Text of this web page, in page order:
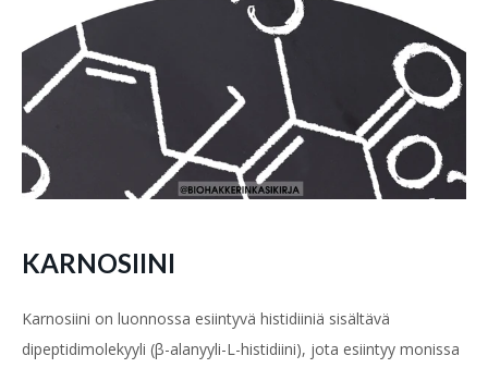
KARNOSIINI
Karnosiini on luonnossa esiintyvä histidiiniä sisältävä
dipeptidimolekyyli (β-alanyyli-L-histidiini), jota esiintyy monissa